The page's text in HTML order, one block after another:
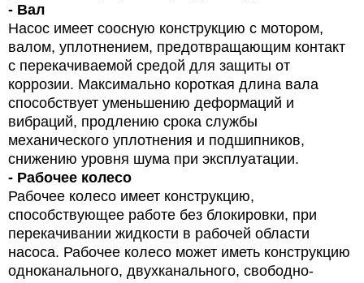
- Вал
Насос имеет соосную конструкцию с мотором,
валом, уплотнением, предотвращающим контакт
с перекачиваемой средой для защиты от
коррозии. Максимально короткая длина вала
способствует уменьшению деформаций и
вибраций, продлению срока службы
механического уплотнения и подшипников,
снижению уровня шума при эксплуатации.
- Рабочее колесо
Рабочее колесо имеет конструкцию,
способствующее работе без блокировки, при
перекачивании жидкости в рабочей области
насоса. Рабочее колесо может иметь конструкцию
одноканального, двухканального, свободно-